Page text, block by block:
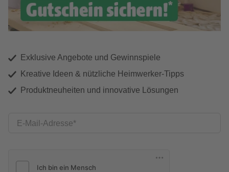
Exklusive Angebote und Gewinnspiele
Kreative Ideen & nützliche Heimwerker-Tipps
Produktneuheiten und innovative Lösungen
E-Mail-Adresse